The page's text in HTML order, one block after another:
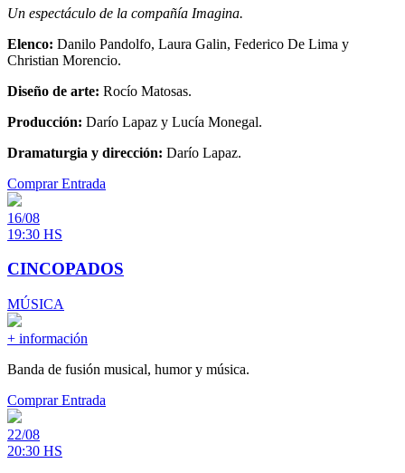
Un espectáculo de la compañía Imagina.
Elenco: Danilo Pandolfo, Laura Galin, Federico De Lima y
Christian Morencio.
Diseño de arte: Rocío Matosas.
Producción: Darío Lapaz y Lucía Monegal.
Dramaturgia y dirección: Darío Lapaz.
Comprar Entrada
16/08
19:30 HS
CINCOPADOS
MÚSICA
+ información
Banda de fusión musical, humor y música.
Comprar Entrada
22/08
20:30 HS